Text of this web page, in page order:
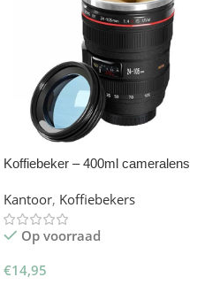
Koffiebeker – 400ml cameralens
Kantoor, Koffiebekers
Op voorraad
€14,95